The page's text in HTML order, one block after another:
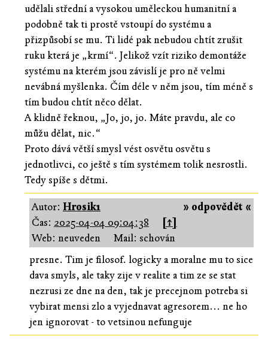
udělali střední a vysokou uměleckou humanitní a
podobně tak ti prostě vstoupí do systému a
přizpůsobí se mu. Ti lidé pak nebudou chtít zrušit
ruku která je „krmí“. Jelikož vzít riziko demontáže
systému na kterém jsou závislí je pro ně velmi
nevábná myšlenka. Čím déle v něm jsou, tím méně s
tím budou chtít něco dělat.
A klidně řeknou, „Jo, jo, jo. Máte pravdu, ale co
můžu dělat, nic.“
Proto dává větší smysl vést osvětu osvětu s
jednotlivci, co ještě s tím systémem tolik nesrostli.
Tedy spíše s dětmi.
» odpovědět «
Autor: Hrosik1
Čas: 2025-04-04 09:04:38
[↑]
Web: neuveden
Mail: schován
presne. Tim je filosof. logicky a moralne mu to sice
dava smyls, ale taky zije v realite a tim ze se stat
nezrusi ze dne na den, tak je precejnom potreba si
vybirat mensi zlo a vyjednavat agresorem... ne ho
jen ignorovat - to vetsinou nefunguje